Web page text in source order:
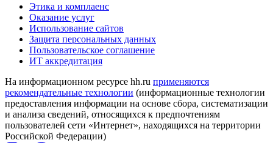
Этика и комплаенс
Оказание услуг
Использование сайтов
Защита персональных данных
Пользовательское соглашение
ИТ аккредитация
На информационном ресурсе hh.ru применяются
рекомендательные технологии (информационные технологии
предоставления информации на основе сбора, систематизации
и анализа сведений, относящихся к предпочтениям
пользователей сети «Интернет», находящихся на территории
Российской Федерации)